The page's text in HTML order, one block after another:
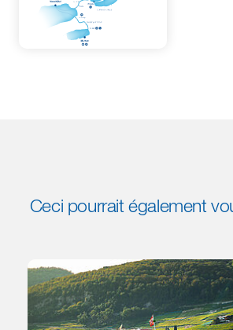
Ceci pourrait également